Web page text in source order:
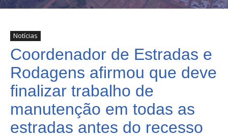
Notícias
Coordenador de Estradas e
Rodagens afirmou que deve
finalizar trabalho de
manutenção em todas as
estradas antes do recesso